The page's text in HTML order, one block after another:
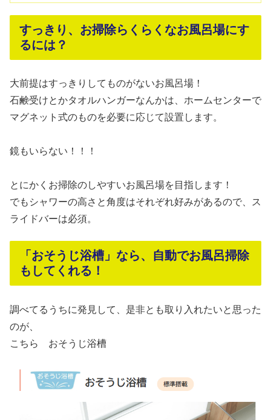
すっきり、お掃除らくらくなお風呂場にす
るには？
大前提はすっきりしてものがないお風呂場！
石鹸受けとかタオルハンガーなんかは、ホームセンターで
マグネット式のものを必要に応じて設置します。
鏡もいらない！！！
とにかくお掃除のしやすいお風呂場を目指します！
でもシャワーの高さと角度はそれぞれ好みがあるので、ス
ライドバーは必須。
「おそうじ浴槽」なら、自動でお風呂掃除
もしてくれる！
調べてるうちに発見して、是非とも取り入れたいと思った
のが、
こちら おそうじ浴槽